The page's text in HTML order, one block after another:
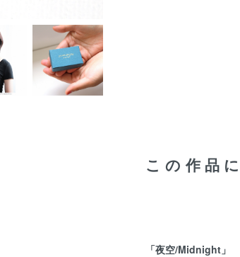
この作品
「夜空/Midnight」